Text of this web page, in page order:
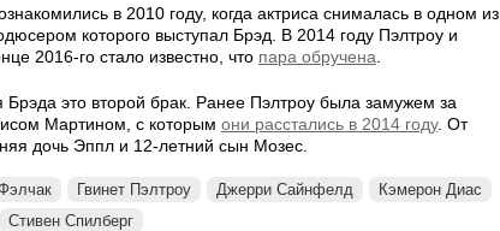
в 2010 году, когда актриса снималась в одном из
которого выступал Брэд. В 2014 году Пэлтроу и
2016-го стало известно, что пара обручена
это второй брак. Ранее Пэлтроу была замужем за
Мартином, с которым они расстались в 2014 году. От
дочь Эппл и 12-летний сын Мозес.
Гвинет Пэлтроу Джерри Сайнфелд
Кэмерон Диас
Стивен Спилберг